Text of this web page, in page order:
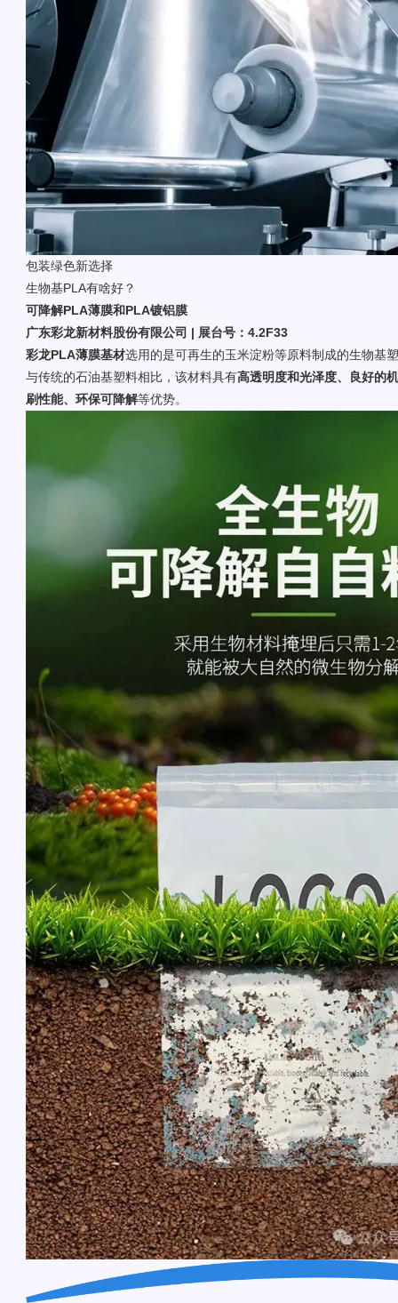
包装绿色新选择
生物基PLA有啥好？
可降解PLA薄膜和PLA镀铝膜
广东彩龙新材料股份有限公司 | 展台号：4.2F33
彩龙PLA薄膜基材选用的是可再生的玉米淀粉等原料制成的生物基
与传统的石油基塑料相比，该材料具有高透明度和光泽度、良好的
刷性能、环保可降解等优势。